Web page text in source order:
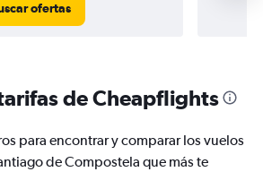
ofertas
de Cheapflights
para encontrar y comparar los vuelos
de Compostela que más te